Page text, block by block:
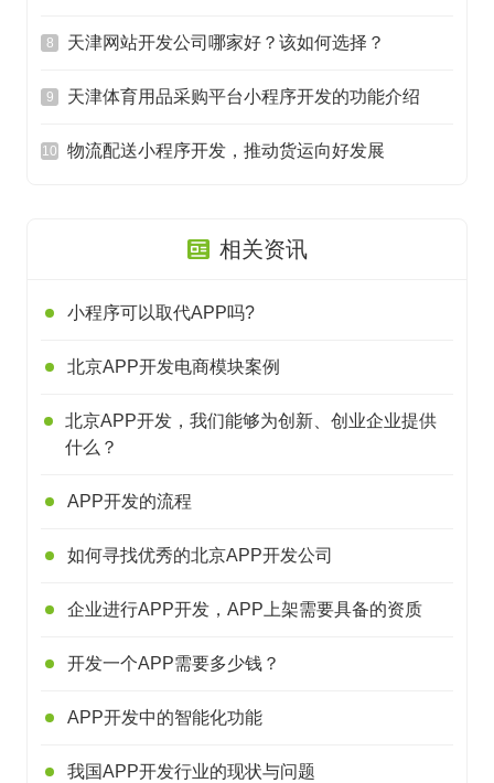
8 天津网站开发公司哪家好？该如何选择？
9 天津体育用品采购平台小程序开发的功能介绍
10 物流配送小程序开发，推动货运向好发展
相关资讯
小程序可以取代APP吗?
北京APP开发电商模块案例
北京APP开发，我们能够为创新、创业企业提供
什么？
APP开发的流程
如何寻找优秀的北京APP开发公司
企业进行APP开发，APP上架需要具备的资质
开发一个APP需要多少钱？
APP开发中的智能化功能
我国APP开发行业的现状与问题